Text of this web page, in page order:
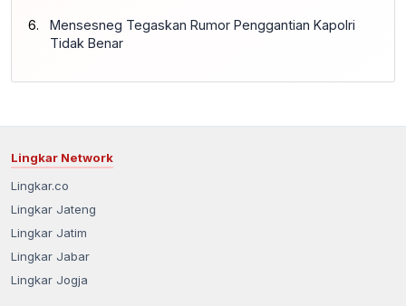
Mensesneg Tegaskan Rumor Penggantian Kapolri
Tidak Benar
Lingkar Network
Lingkar.co
Lingkar Jateng
Lingkar Jatim
Lingkar Jabar
Lingkar Jogja